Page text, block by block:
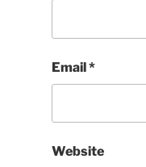
Email*
Website